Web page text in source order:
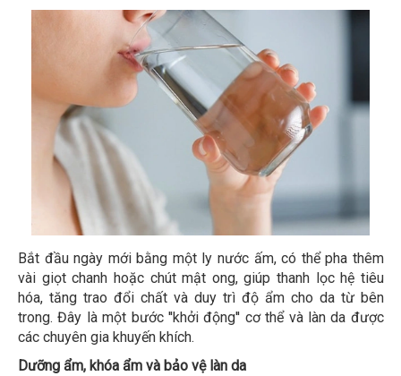
Bắt đầu ngày mới bằng một ly nước ấm, có thể pha thêm
vài giọt chanh hoặc chút mật ong, giúp thanh lọc hệ tiêu
hóa, tăng trao đổi chất và duy trì độ ẩm cho da từ bên
trong. Đây là một bước ''khởi động'' cơ thể và làn da được
các chuyên gia khuyến khích.
Dưỡng ẩm, khóa ẩm và bảo vệ làn da